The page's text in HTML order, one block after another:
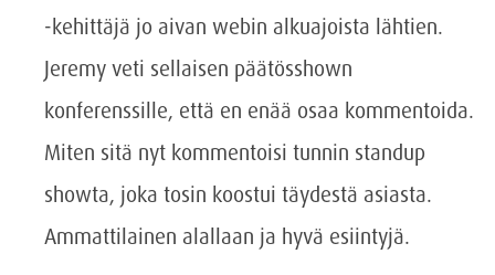
-kehittäjä jo aivan webin alkuajoista lähtien.
Jeremy veti sellaisen päätösshown
konferenssille, että en enää osaa kommentoida.
Miten sitä nyt kommentoisi tunnin standup
showta, joka tosin koostui täydestä asiasta.
Ammattilainen alallaan ja hyvä esiintyjä.